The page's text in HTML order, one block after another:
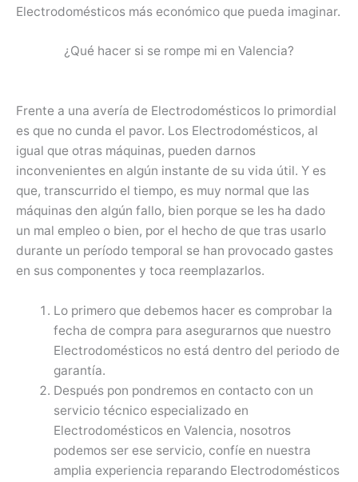
Electrodomésticos más económico que pueda imaginar.
¿Qué hacer si se rompe mi en Valencia?
Frente a una avería de Electrodomésticos lo primordial
es que no cunda el pavor. Los Electrodomésticos, al
igual que otras máquinas, pueden darnos
inconvenientes en algún instante de su vida útil. Y es
que, transcurrido el tiempo, es muy normal que las
máquinas den algún fallo, bien porque se les ha dado
un mal empleo o bien, por el hecho de que tras usarlo
durante un período temporal se han provocado gastes
en sus componentes y toca reemplazarlos.
Lo primero que debemos hacer es comprobar la
fecha de compra para asegurarnos que nuestro
Electrodomésticos no está dentro del periodo de
garantía.
Después pon pondremos en contacto con un
servicio técnico especializado en
Electrodomésticos en Valencia, nosotros
podemos ser ese servicio, confíe en nuestra
amplia experiencia reparando Electrodomésticos